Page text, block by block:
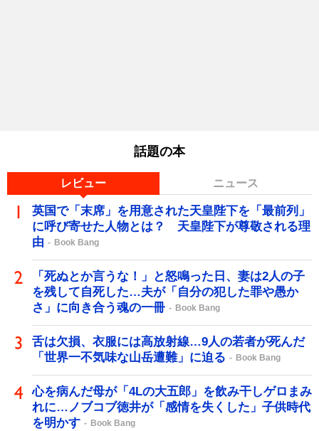
話題の本
レビュー ニュース
英国で「末席」を用意された天皇陛下を「最前列」
に呼び寄せた人物とは？ 天皇陛下が尊敬される理
由
Book Bang
「死ぬとか言うな！」と怒鳴った日、妻は2人の子
を残して自死した…夫が「自分の犯した罪や愚か
さ」に向き合う魂の一冊
Book Bang
舌は欠損、衣服には高放射線…9人の若者が死んだ
「世界一不気味な山岳遭難」に迫る
Book Bang
心を病んだ母が「4Lの大五郎」を飲み干しゲロまみ
れに…ノブコブ徳井が「感情を失くした」子供時代
を明かす
Book Bang